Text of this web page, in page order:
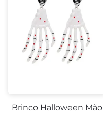
Brinco Halloween Mão